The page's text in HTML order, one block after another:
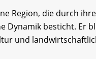
Region, die durch
Dynamik besticht. Er
und